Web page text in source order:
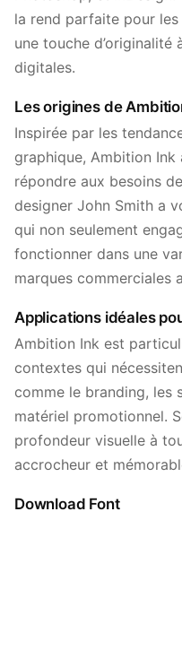
la rend parfaite pour
une touche
digitales.
Les origines de
Inspirée par les
graphique, Ambition
répondre aux besoins
designer John Smith a
qui non seulement
fonctionner dans une
marques commerciales
Applications idéales
Ambition Ink est
contextes qui
comme le branding,
matériel promotionnel.
profondeur visuelle à
accrocheur et
Download Font